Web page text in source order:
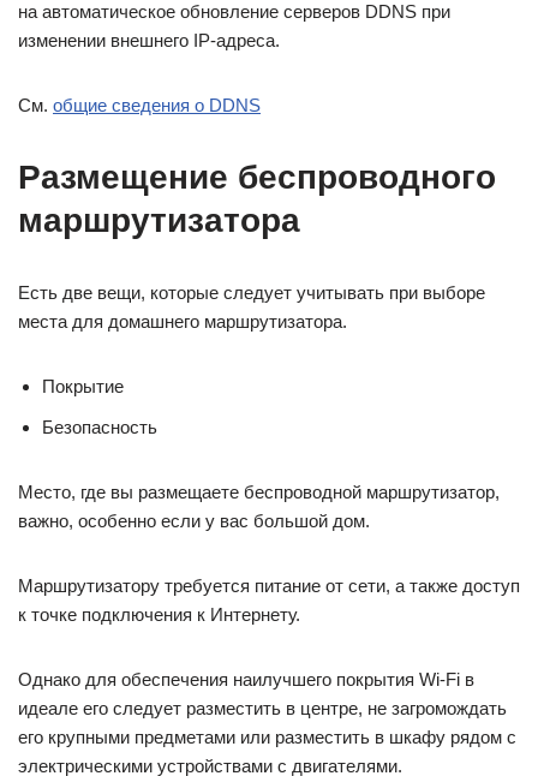
на автоматическое обновление серверов DDNS при
изменении внешнего IP-адреса.
См. общие сведения о DDNS
Размещение беспроводного
маршрутизатора
Есть две вещи, которые следует учитывать при выборе
места для домашнего маршрутизатора.
Покрытие
Безопасность
Место, где вы размещаете беспроводной маршрутизатор,
важно, особенно если у вас большой дом.
Маршрутизатору требуется питание от сети, а также доступ
к точке подключения к Интернету.
Однако для обеспечения наилучшего покрытия Wi-Fi в
идеале его следует разместить в центре, не загромождать
его крупными предметами или разместить в шкафу рядом с
электрическими устройствами с двигателями.